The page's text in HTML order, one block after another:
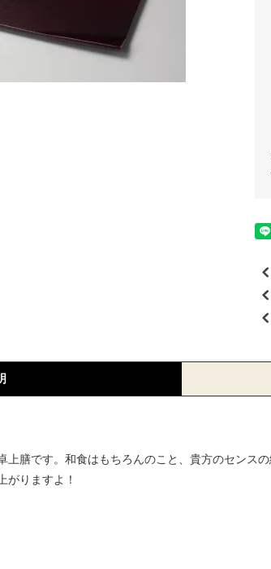
上膳です。和食はもちろんのこと、貴方のセンス
がりますよ！